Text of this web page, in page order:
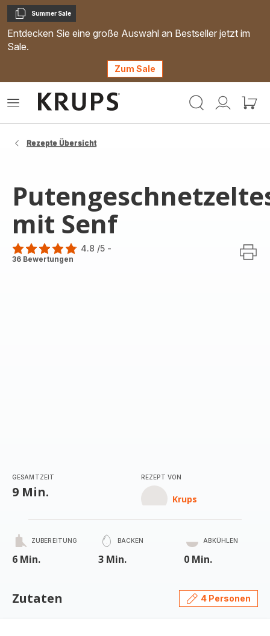
Kopieren
Summer Sale
Entdecken Sie eine große Auswahl an Bestseller jetzt im
Sale.
Zum Sale
Mein
Mein
Das
Rezepte Übersicht
mit Senf
ratings.4.8
4.8 /5 -
36 Bewertungen
GESAMTZEIT
9 Min.
REZEPT VON
Krups
ZUBEREITUNG
6 Min.
BACKEN
3 Min.
ABKÜHLEN
0 Min.
Zutaten 4 Personen